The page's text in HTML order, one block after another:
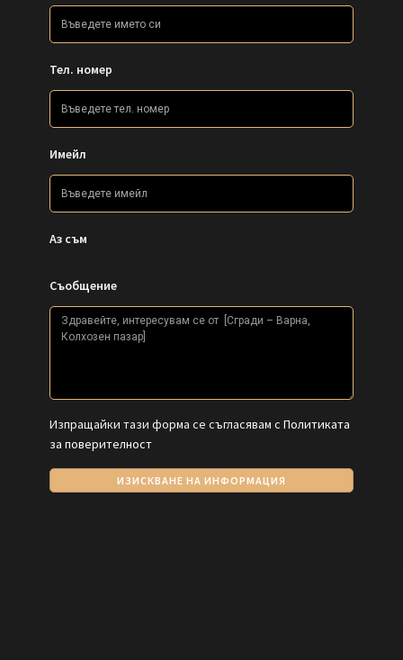
Тел. номер
Имейл
Аз съм
Съобщение
Изпращайки тази форма се съгласявам с Политиката
за поверителност
ИЗИСКВАНЕ НА ИНФОРМАЦИЯ